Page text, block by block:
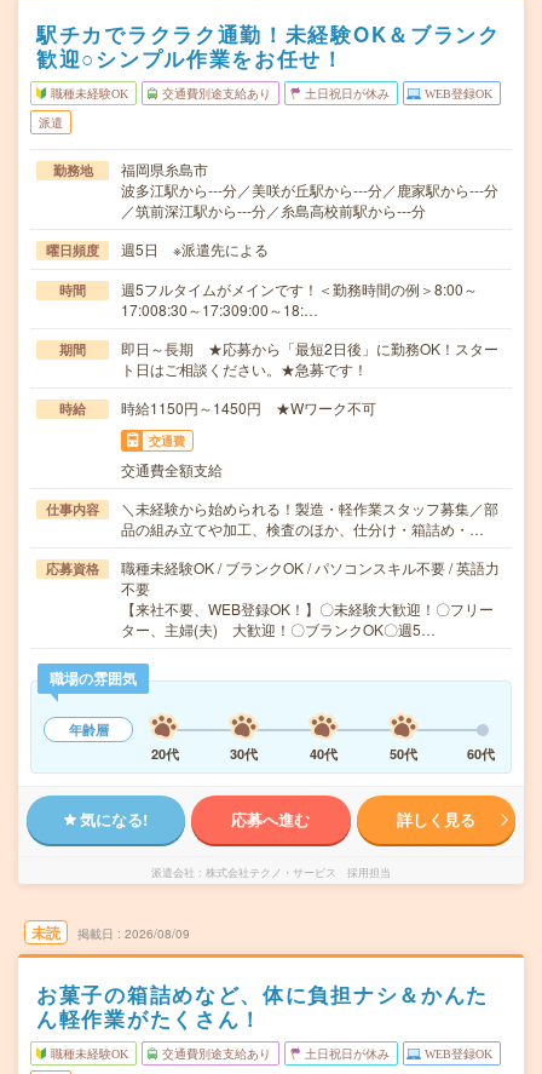
駅チカでラクラク通勤！未経験OK＆ブランク
歓迎○シンプル作業をお任せ！
職種未経験OK 交通費別途支給あり 土日祝日が休み WEB登録OK
派遣
勤務地
福岡県糸島市
波多江駅から---分／美咲が丘駅から---分／鹿家駅から---分
／筑前深江駅から---分／糸島高校前駅から---分
曜日頻度 週5日 ※派遣先による
時間
週5フルタイムがメインです！＜勤務時間の例＞8:00～
17:008:30～17:309:00～18:…
期間
即日～長期 ★応募から「最短2日後」に勤務OK！スター
ト日はご相談ください。★急募です！
時給 時給1150円～1450円 ★Wワーク不可
交通費
交通費全額支給
仕事内容
＼未経験から始められる！製造・軽作業スタッフ募集／部
品の組み立てや加工、検査のほか、仕分け・箱詰め・…
応募資格
職種未経験OK / ブランクOK / パソコンスキル不要 / 英語力
不要
【来社不要、WEB登録OK！】〇未経験大歓迎！〇フリー
ター、主婦(夫) 大歓迎！〇ブランクOK〇週5…
職場の雰囲気
年齢層
20代
30代 40代 50代 60代
気になる! 応募へ進む 詳しく見る
派遣会社 株式会社テクノ・サービス 採用担当
未読 掲載日 2026/08/09
お菓子の箱詰めなど、体に負担ナシ＆かんた
ん軽作業がたくさん！
職種未経験OK 交通費別途支給あり 土日祝日が休み WEB登録OK